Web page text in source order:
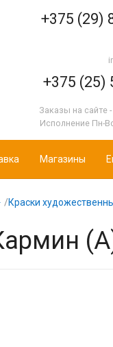
+375 (29)
+375 (25)
Заказы на сайте
Исполнение Пн-
Магазины
/Краски